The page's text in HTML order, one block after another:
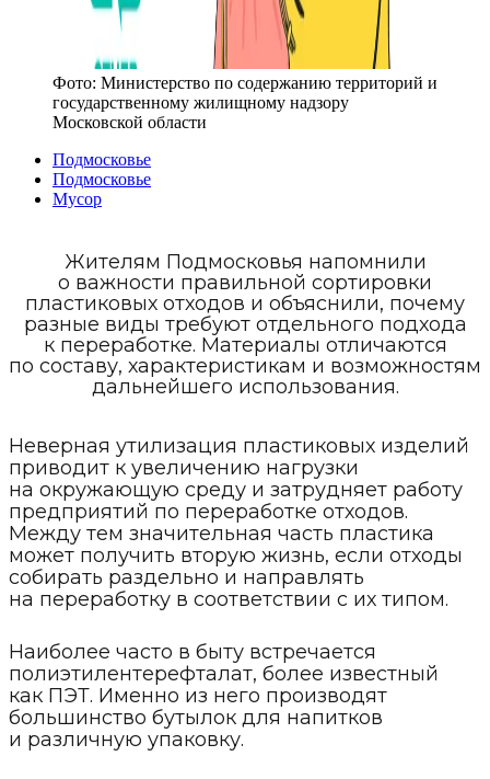
Фото: Министерство по содержанию территорий и
государственному жилищному надзору
Московской области
Подмосковье
Подмосковье
Мусор
Жителям Подмосковья напомнили
о важности правильной сортировки
пластиковых отходов и объяснили, почему
разные виды требуют отдельного подхода
к переработке. Материалы отличаются
по составу, характеристикам и возможностям
дальнейшего использования.
Неверная утилизация пластиковых изделий
приводит к увеличению нагрузки
на окружающую среду и затрудняет работу
предприятий по переработке отходов.
Между тем значительная часть пластика
может получить вторую жизнь, если отходы
собирать раздельно и направлять
на переработку в соответствии с их типом.
Наиболее часто в быту встречается
полиэтилентерефталат, более известный
как ПЭТ. Именно из него производят
большинство бутылок для напитков
и различную упаковку.